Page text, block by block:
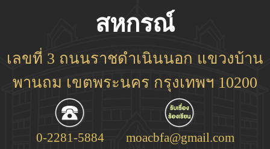
สหกรณ์
เลขที่ 3 ถนนราชดำเนินนอก แขวงบ้าน
พานถม เขตพระนคร กรุงเทพฯ 10200
0-2281-5884 moacbfa@gmail.com